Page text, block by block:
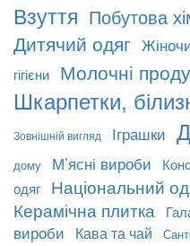
Взуття Побутова
Дитячий одяг
гігієни
Молочні
Шкарпетки,
Зовнішній вигляд
Іграшки
дому
М’ясні вироби
одяг
Національний
Керамічна плитка
вироби
Кава та чай